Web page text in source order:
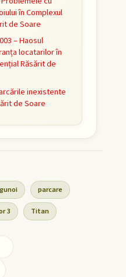
în Complexul
de Soare
– Haosul
locatarilor în
Răsărit de
inexistente
de Soare
parcare
3 Titan